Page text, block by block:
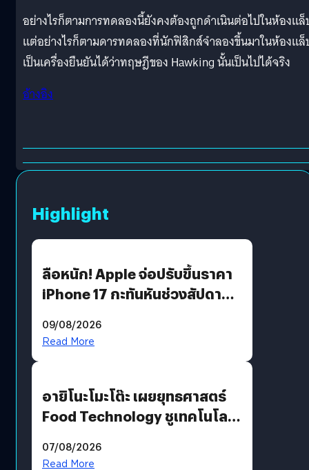
อย่างไรก็ตามการทดลองนี้ยังคงต้องถูกดำเนินต่อไปในห้องแ
แต่อย่างไรก็ตามดารทดลองที่นักฟิสิกส์จำลองขึ้นมาในห้องแ
เป็นเครื่องยืนยันได้ว่าทฤษฎีของ Hawking นั้นเป็นไปได้จริง
อ้างอิง
Highlight
ลือหนัก! Apple จ่อปรับขึ้นราคา
iPhone 17 กะทันหันช่วงสัปดาห์ที่
09/08/2026
Read More
อายิโนะโมะโต๊ะ เผยยุทธศาสตร์
Food Technology ชูเทคโนโลยี
บริโภคและ B2B
07/08/2026
Read More